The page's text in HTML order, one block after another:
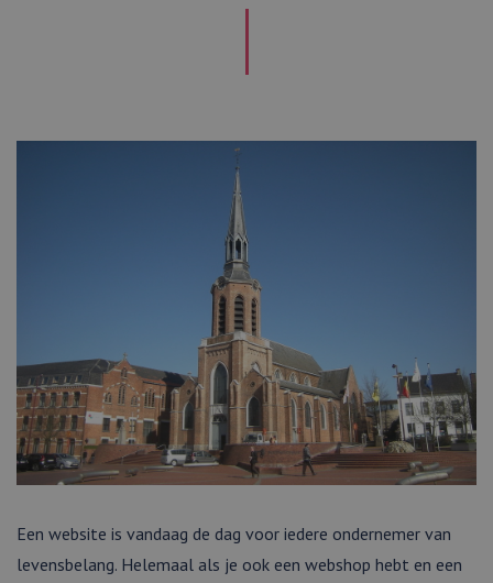
Een website is vandaag de dag voor iedere ondernemer van
levensbelang. Helemaal als je ook een webshop hebt en een